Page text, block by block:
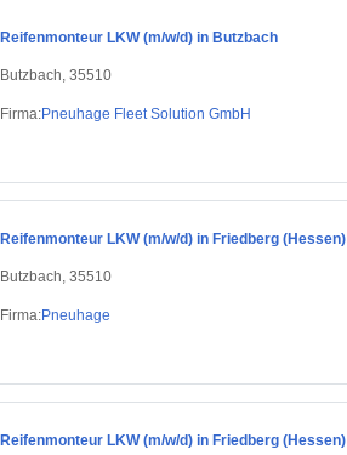
Reifenmonteur LKW (m/w/d) in Butzbach
Butzbach, 35510
Firma:Pneuhage Fleet Solution GmbH
Reifenmonteur LKW (m/w/d) in Friedberg (Hessen)
Butzbach, 35510
Firma:Pneuhage
Reifenmonteur LKW (m/w/d) in Friedberg (Hessen)